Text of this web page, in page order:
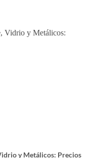
y Metálicos: Precios